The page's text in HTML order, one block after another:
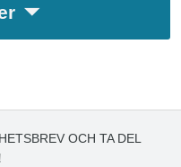
OCH TA DEL